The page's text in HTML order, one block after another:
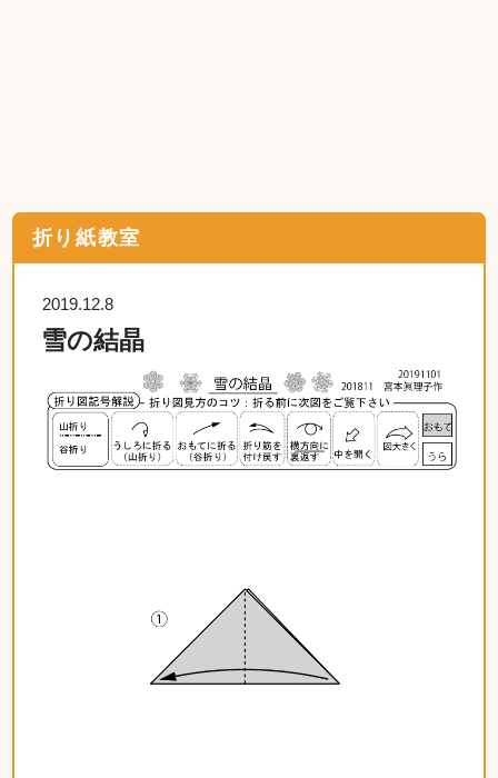
折り紙教室
2019.12.8
雪の結晶